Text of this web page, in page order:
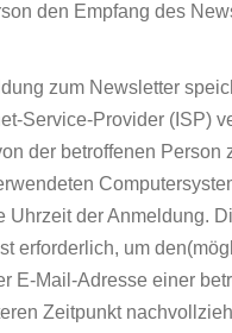
den Empfang des
zum Newsletter
Service-Provider (ISP)
der betroffenen Person
Uhrzeit der Anmeldung.
erforderlich, um
E-Mail-Adresse einer
Zeitpunkt